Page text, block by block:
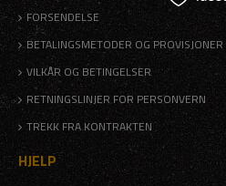
FORSENDELSE
BETALINGSMETODER OG PROVISJONER
VILKÅR OG BETINGELSER
RETNINGSLINJER FOR PERSONVERN
TREKK FRA KONTRAKTEN
HJELP